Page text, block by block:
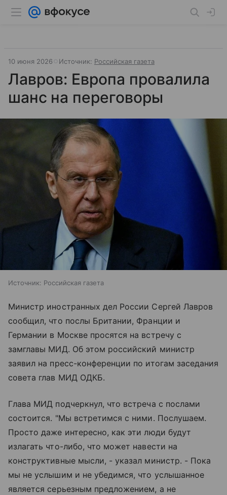
10 июня 2026 Источник: Российская газета
Лавров: Европа провалила
шанс на переговоры
Источник: Российская газета
Министр иностранных дел России Сергей Лавров
сообщил, что послы Британии, Франции и
Германии в Москве просятся на встречу с
замглавы МИД. Об этом российский министр
заявил на пресс-конференции по итогам заседания
совета глав МИД ОДКБ.
Глава МИД подчеркнул, что встреча с послами
состоится. "Мы встретимся с ними. Послушаем.
Просто даже интересно, как эти люди будут
излагать что-либо, что может навести на
конструктивные мысли, - указал министр. - Пока
мы не услышим и не убедимся, что услышанное
является серьезным предложением, а не